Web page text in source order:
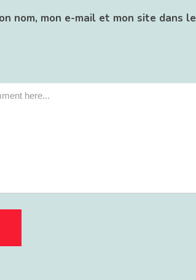
nom, mon e-mail et mon site dans